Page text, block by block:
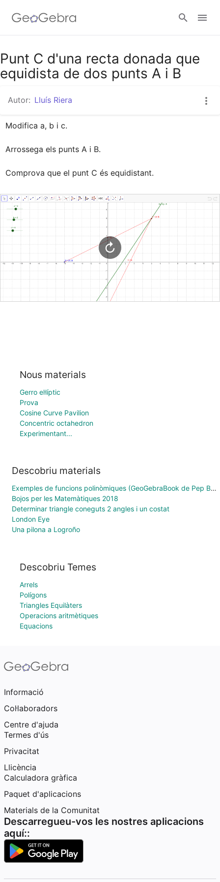
Google Classroom
Punt C d'una recta donada que
equidista de dos punts A i B
Autor: Lluís Riera
Modifica a, b i c.
Arrossega els punts A i B.
Comprova que el punt C és equidistant.
Nous materials
Gerro el·líptic
Prova
Cosine Curve Pavilion
Concentric octahedron
Experimentant...
Descobriu materials
Exemples de funcions polinòmiques (GeoGebraBook de Pep Bujosa)
Bojos per les Matemàtiques 2018
Determinar triangle coneguts 2 angles i un costat
London Eye
Una pilona a Logroño
Descobriu Temes
Arrels
Polígons
Triangles Equilàters
Operacions aritmètiques
Equacions
Informació
Col·laboradors
Centre d'ajuda
Termes d'ús
Privacitat
Llicència
Calculadora gràfica
Paquet d'aplicacions
Materials de la Comunitat
Descarregueu-vos les nostres aplicacions
aquí::